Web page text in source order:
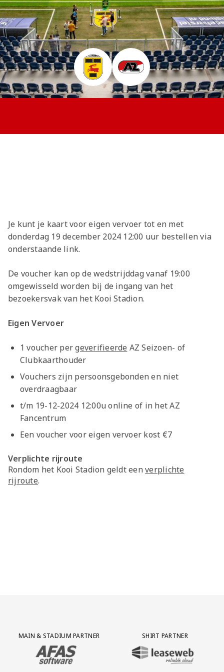
Jong AZ
Seizoenkaart
Je kunt je kaart voor eigen vervoer tot en met
donderdag 19 december 2024 12:00 uur bestellen via
onderstaande link.
De voucher kan op de wedstrijddag vanaf 19:00
omgewisseld worden bij de ingang van het
bezoekersvak van het Kooi Stadion.
Eigen Vervoer
1 voucher pergeverifieerde AZ Seizoen- of
Clubkaarthouder
Vouchers zijn persoonsgebonden en niet
overdraagbaar
t/m 19-12-2024 12:00u online of in het AZ
Fancentrum
Een voucher voor eigen vervoer kost €7
Verplichte rijroute
Rondom het Kooi Stadion geldt eenverplichte
rijroute.
Partner Logos Grid
MAIN & STADIUM PARTNER
BEZOEK ONZE MAIN & STADIUM PARTNER AFAS SOFTWARE
SHIRT PARTNER
BEZOEK ONZE SHIRT PARTNER